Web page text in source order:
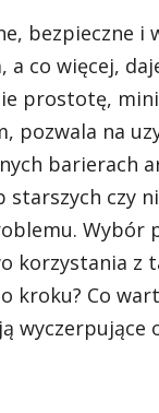
bezpieczne i
co więcej,
prostotę,
pozwala na
barierach
czy
Wybór
z
kroku? Co
wyczerpujące